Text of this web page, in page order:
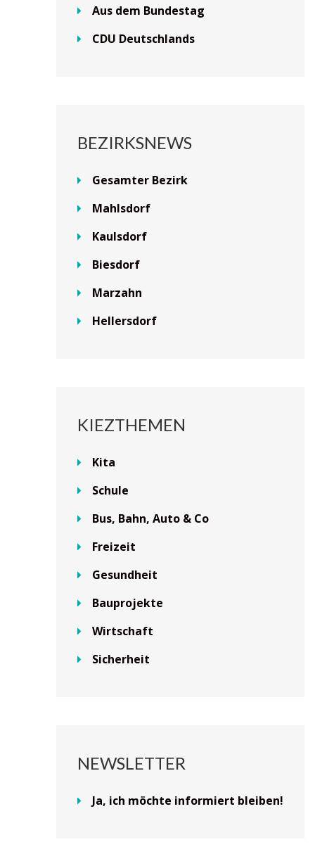
Aus dem Bundestag
CDU Deutschlands
BEZIRKSNEWS
Gesamter Bezirk
Mahlsdorf
Kaulsdorf
Biesdorf
Marzahn
Hellersdorf
KIEZTHEMEN
Kita
Schule
Bus, Bahn, Auto & Co
Freizeit
Gesundheit
Bauprojekte
Wirtschaft
Sicherheit
NEWSLETTER
Ja, ich möchte informiert bleiben!